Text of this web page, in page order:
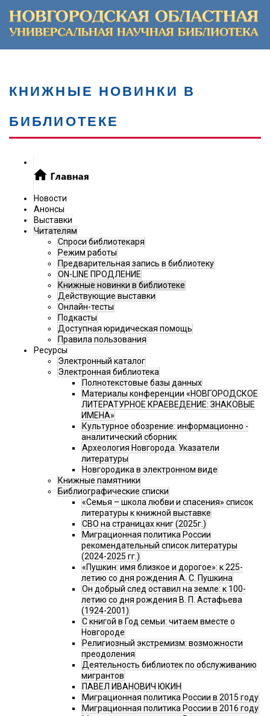
КНИЖНЫЕ НОВИНКИ В
БИБЛИОТЕКЕ
Новости
Анонсы
Выставки
Читателям
Спроси библиотекаря
Режим работы
Предварительная запись в библиотеку
ON-LINE ПРОДЛЕНИЕ
Книжные новинки в библиотеке
Действующие выставки
Онлайн-тесты
Подкасты
Доступная юридическая помощь
Правила пользования
Ресурсы
Электронный каталог
Электронная библиотека
Полнотекстовые базы данных
Материалы конференции «НОВГОРОДСКОЕ
ЛИТЕРАТУРНОЕ КРАЕВЕДЕНИЕ: ЗНАКОВЫЕ
ИМЕНА»
Культурное обозрение: информационно -
аналитический сборник
Археология Новгорода. Указатели
литературы
Новгородика в электронном виде
Книжные памятники
Библиографические списки
«Семья – школа любви и спасения» список
литературы к книжной выставке
СВО на страницах книг (2025г.)
Миграционная политика России
рекомендательный список литературы
(2024-2025 гг.)
«Пушкин: имя близкое и дорогое»: к 225-
летию со дня рождения А. С. Пушкина
Он добрый след оставил на земле: к 100-
летию со дня рождения В. П. Астафьева
(1924-2001)
С книгой в Год семьи: читаем вместе о
Новгороде
Религиозный экстремизм: возможности
преодоления
Деятельность библиотек по обслуживанию
мигрантов
ПАВЕЛ ИВАНОВИЧ ЮКИН
Миграционная политика России в 2015 году
Миграционная политика России в 2016 году